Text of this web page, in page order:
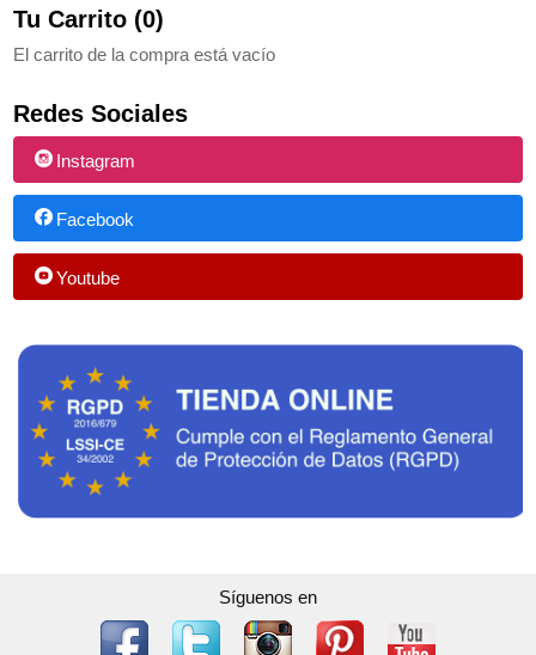
Tu Carrito (0)
El carrito de la compra está vacío
Redes Sociales
Instagram
Facebook
Youtube
Síguenos en